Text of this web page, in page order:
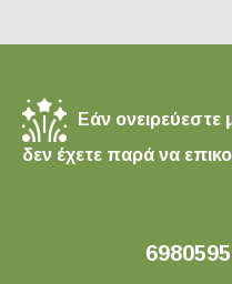
Εάν
δεν έχετε παρά να